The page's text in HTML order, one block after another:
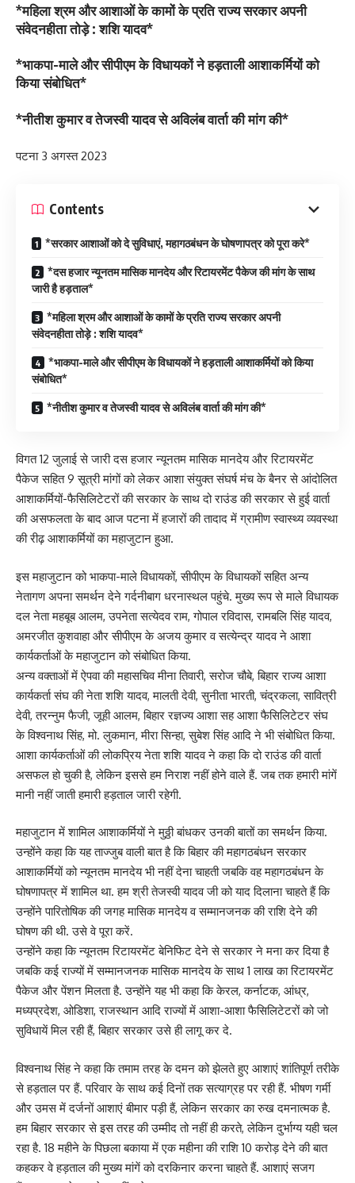
*महिला श्रम और आशाओं के कामों के प्रति राज्य सरकार अपनी
संवेदनहीता तोड़े : शशि यादव*
*भाकपा-माले और सीपीएम के विधायकों ने हड़ताली आशाकर्मियों को
किया संबोधित*
*नीतीश कुमार व तेजस्वी यादव से अविलंब वार्ता की मांग की*
पटना 3 अगस्त 2023
Contents
*सरकार आशाओं को दे सुविधाएं, महागठबंधन के घोषणापत्र को पूरा करे*
*दस हजार न्यूनतम मासिक मानदेय और रिटायरमेंट पैकेज की मांग के साथ
जारी है हड़ताल*
*महिला श्रम और आशाओं के कामों के प्रति राज्य सरकार अपनी
संवेदनहीता तोड़े : शशि यादव*
*भाकपा-माले और सीपीएम के विधायकों ने हड़ताली आशाकर्मियों को किया
संबोधित*
*नीतीश कुमार व तेजस्वी यादव से अविलंब वार्ता की मांग की*
विगत 12 जुलाई से जारी दस हजार न्यूनतम मासिक मानदेय और रिटायरमेंट
पैकेज सहित 9 सूत्री मांगों को लेकर आशा संयुक्त संघर्ष मंच के बैनर से आंदोलित
आशाकर्मियों-फैसिलिटेटरों की सरकार के साथ दो राउंड की सरकार से हुई वार्ता
की असफलता के बाद आज पटना में हजारों की तादाद में ग्रामीण स्वास्थ्य व्यवस्था
की रीढ़ आशाकर्मियों का महाजुटान हुआ.
इस महाजुटान को भाकपा-माले विधायकों, सीपीएम के विधायकों सहित अन्य
नेतागण अपना समर्थन देने गर्दनीबाग धरनास्थल पहुंचे. मुख्य रूप से माले विधायक
दल नेता महबूब आलम, उपनेता सत्येदव राम, गोपाल रविदास, रामबलि सिंह यादव,
अमरजीत कुशवाहा और सीपीएम के अजय कुमार व सत्येन्द्र यादव ने आशा
कार्यकर्ताओं के महाजुटान को संबोधित किया.
अन्य वक्ताओं में ऐपवा की महासचिव मीना तिवारी, सरोज चौबे, बिहार राज्य आशा
कार्यकर्ता संघ की नेता शशि यादव, मालती देवी, सुनीता भारती, चंद्रकला, सावित्री
देवी, तरन्नुम फैजी, जूही आलम, बिहार रज्ञज्य आशा सह आशा फैसिलिटेटर संघ
के विश्वनाथ सिंह, मो. लुकमान, मीरा सिन्हा, सुबेश सिंह आदि ने भी संबोधित किया.
आशा कार्यकर्ताओं की लोकप्रिय नेता शशि यादव ने कहा कि दो राउंड की वार्ता
असफल हो चुकी है, लेकिन इससे हम निराश नहीं होने वाले हैं. जब तक हमारी मांगें
मानी नहीं जाती हमारी हड़ताल जारी रहेगी.
महाजुटान में शामिल आशाकर्मियों ने मुठ्ठी बांधकर उनकी बातों का समर्थन किया.
उन्होंने कहा कि यह ताज्जुब वाली बात है कि बिहार की महागठबंधन सरकार
आशाकर्मियों को न्यूनतम मानदेय भी नहीं देना चाहती जबकि वह महागठबंधन के
घोषणापत्र में शामिल था. हम श्री तेजस्वी यादव जी को याद दिलाना चाहते हैं कि
उन्होंने पारितोषिक की जगह मासिक मानदेय व सम्मानजनक की राशि देने की
घोषण की थी. उसे वे पूरा करें.
उन्होंने कहा कि न्यूनतम रिटायरमेंट बेनिफिट देने से सरकार ने मना कर दिया है
जबकि कई राज्यों में सम्मानजनक मासिक मानदेय के साथ 1 लाख का रिटायरमेंट
पैकेज और पेंशन मिलता है. उन्होंने यह भी कहा कि केरल, कर्नाटक, आंध्र,
मध्यप्रदेश, ओडिशा, राजस्थान आदि राज्यों में आशा-आशा फैसिलिटेटरों को जो
सुविधायें मिल रही हैं, बिहार सरकार उसे ही लागू कर दे.
विश्वनाथ सिंह ने कहा कि तमाम तरह के दमन को झेलते हुए आशाएं शांतिपूर्ण तरीके
से हड़ताल पर हैं. परिवार के साथ कई दिनों तक सत्याग्रह पर रही हैं. भीषण गर्मी
और उमस में दर्जनों आशाएं बीमार पड़ी हैं, लेकिन सरकार का रुख दमनात्मक है.
हम बिहार सरकार से इस तरह की उम्मीद तो नहीं ही करते, लेकिन दुर्भाग्य यही चल
रहा है. 18 महीने के पिछला बकाया में एक महीना की राशि 10 करोड़ देने की बात
कहकर वे हड़ताल की मुख्य मांगें को दरकिनार करना चाहते हैं. आशाएं सजग